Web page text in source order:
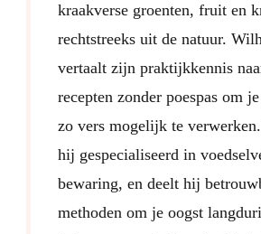
kraakverse groenten, fruit en
rechtstreeks uit de natuur.
vertaalt zijn praktijkkennis
recepten zonder poespas om
zo vers mogelijk te
hij gespecialiseerd in
bewaring, en deelt hij
methoden om je oogst